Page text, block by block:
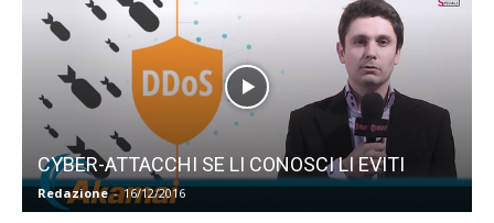
CYBER-ATTACCHI SE LI CONOSCI LI EVITI
Redazione - 16/12/2016